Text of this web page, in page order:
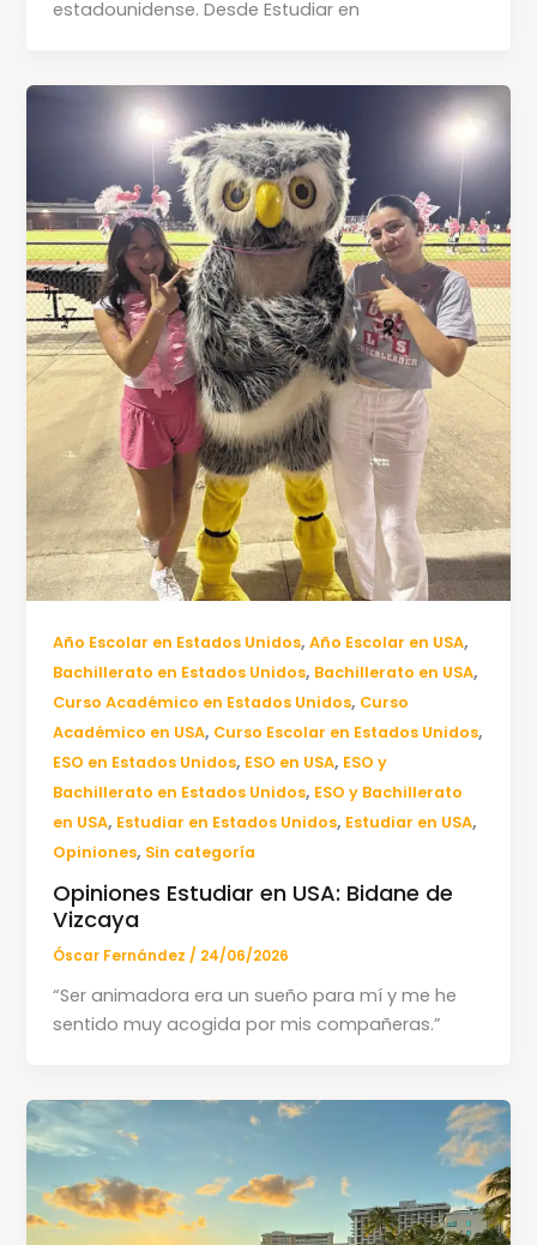
estadounidense. Desde Estudiar en
Año Escolar en Estados Unidos,Año Escolar en USA,
Bachillerato en Estados Unidos, Bachillerato en USA,
Curso Académico en Estados Unidos, Curso
Académico en USA, Curso Escolar en Estados Unidos,
ESO en Estados Unidos, ESO en USA, ESO y
Bachillerato en Estados Unidos, ESO y Bachillerato
en USA, Estudiar en Estados Unidos, Estudiar en USA,
Opiniones, Sin categoría
Opiniones Estudiar en USA: Bidane de
Vizcaya
Óscar Fernández / 24/06/2026
“Ser animadora era un sueño para mí y me he
sentido muy acogida por mis compañeras.”